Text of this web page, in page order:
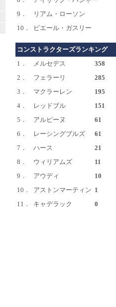
9．
リアム・ローソン
10．
ピエール・ガスリー
コンストラクターズランキング
1．
メルセデス
358
2．
フェラーリ
285
3．
マクラーレン
195
4．
レッドブル
151
5．
アルピーヌ
61
6．
レーシングブルズ
61
7．
ハース
21
8．
ウィリアムズ
11
9．
アウディ
10
10．
アストンマーティン 1
11．
キャデラック 0